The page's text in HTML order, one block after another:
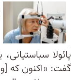
پائولا